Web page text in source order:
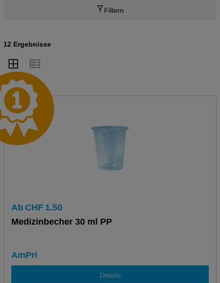
Filtern
12 Ergebnisse
Ab CHF 1.50
Medizinbecher 30 ml PP
AmPri
Details